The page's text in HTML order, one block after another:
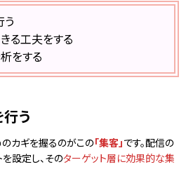
る工夫をする
をする
う
カギを握るのがこの「集客」です。配信の
設定し、そのターゲット層に効果的な集